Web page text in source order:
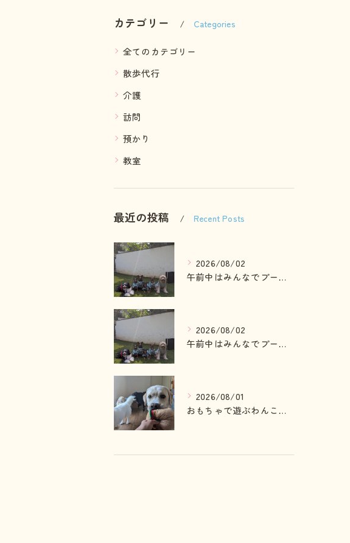
カテゴリー Categories
全てのカテゴリー
散歩代行
介護
訪問
預かり
教室
最近の投稿 Recent Posts
2026/08/02
午前中はみんなでプール入ったりランで走って遊ぶわんこさん💓
2026/08/02
午前中はみんなでプール入ったりランで走って遊ぶわんこさん💓
2026/08/01
おもちゃで遊ぶわんこさん💓